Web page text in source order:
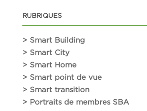
RUBRIQUES
> Smart Building
> Smart City
> Smart Home
> Smart point de vue
> Smart transition
> Portraits de membres SBA